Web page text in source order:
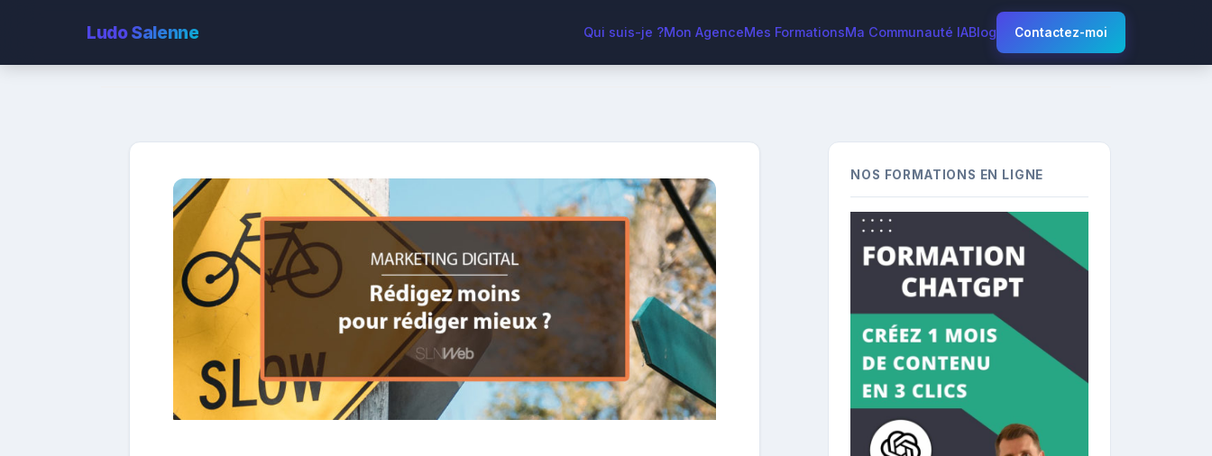
LudoSalenne Qui suis-je ?Mon AgenceMes FormationsMa Communauté IABlog Contactez-moi
NOS FORMATIONS EN LIGNE